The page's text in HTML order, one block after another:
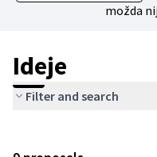
možda
Ideje
Filter and search